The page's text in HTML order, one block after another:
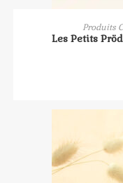
Produits
Les Petits